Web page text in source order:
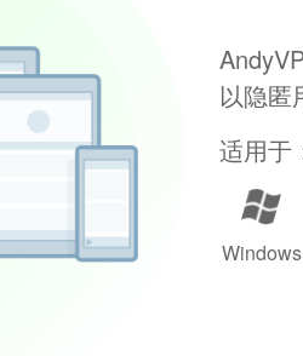
以隐匿
适用于
Windows